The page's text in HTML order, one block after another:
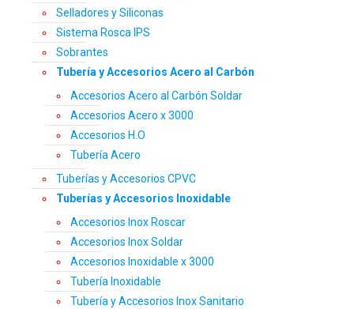
Selladores y Siliconas
Sistema Rosca IPS
Sobrantes
Tubería y Accesorios Acero al Carbón
Accesorios Acero al Carbón Soldar
Accesorios Acero x 3000
Accesorios H.O
Tubería Acero
Tuberías y Accesorios CPVC
Tuberías y Accesorios Inoxidable
Accesorios Inox Roscar
Accesorios Inox Soldar
Accesorios Inoxidable x 3000
Tubería Inoxidable
Tubería y Accesorios Inox Sanitario